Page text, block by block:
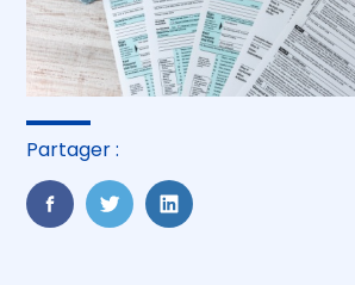
Partager :
FaceBook
TwitterLinkedIn